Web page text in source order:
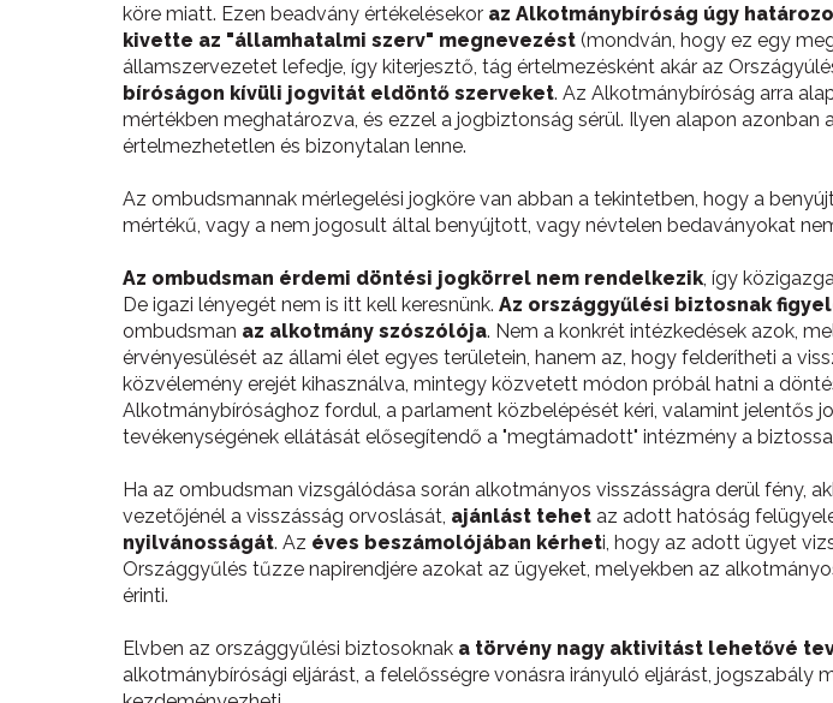
köre miatt. Ezen beadvány értékelésekor az Alkotmánybíróság úgy
kivette az "államhatalmi szerv" megnevezést (mondván, hogy ez egy
államszervezetet lefedje, így kiterjesztő, tág értelmezésként akár az
bíróságon kívüli jogvitát eldöntő szerveket. Az Alkotmánybíróság arra
mértékben meghatározva, és ezzel a jogbiztonság sérül. Ilyen alapon
értelmezhetetlen és bizonytalan lenne.
Az ombudsmannak mérlegelési jogköre van abban a tekintetben, hogy a
mértékű, vagy a nem jogosult által benyújtott, vagy névtelen bedaványokat
Az ombudsman érdemi döntési jogkörrel nem rendelkezik, így
De igazi lényegét nem is itt kell keresnünk. Az országgyűlési biztosnak
ombudsman az alkotmány szószólója. Nem a konkrét intézkedések azok,
érvényesülését az állami élet egyes területein, hanem az, hogy felderítheti a
közvélemény erejét kihasználva, mintegy közvetett módon próbál hatni a
Alkotmánybírósághoz fordul, a parlament közbelépését kéri, valamint jelentős
tevékenységének ellátását elősegítendő a "megtámadott" intézmény a
Ha az ombudsman vizsgálódása során alkotmányos visszásságra derül fény,
vezetőjénél a visszásság orvoslását, ajánlást tehet az adott hatóság
nyilvánosságát. Az éves beszámolójában kérheti, hogy az adott ügyet
Országgyűlés tűzze napirendjére azokat az ügyeket, melyekben az
érinti.
Elvben az országgyűlési biztosoknak a törvény nagy aktivitást lehetővé
alkotmánybírósági eljárást, a felelősségre vonásra irányuló eljárást,